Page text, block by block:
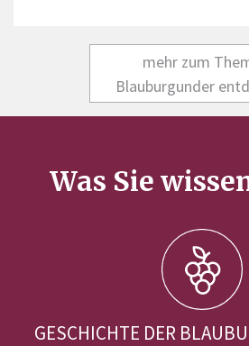
mehr zum
Blauburgunder
Was Sie
GESCHICHTE DER